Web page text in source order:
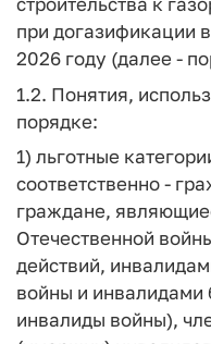
при догазификации
2026 году (далее -
1.2. Понятия,
порядке:
1) льготные
соответственно -
граждане,
Отечественной
действий,
войны и инвалидами
инвалиды войны),